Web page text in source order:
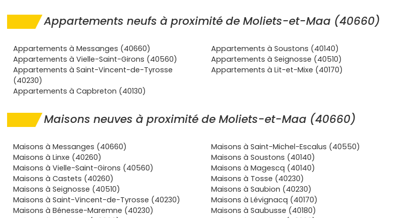
Appartements neufs à proximité de Moliets-et-Maa (40660)
Appartements à Messanges (40660)
Appartements à Soustons (40140)
Appartements à Vielle-Saint-Girons (40560)
Appartements à Seignosse (40510)
Appartements à Saint-Vincent-de-Tyrosse
(40230)
Appartements à Lit-et-Mixe (40170)
Appartements à Capbreton (40130)
Maisons neuves à proximité de Moliets-et-Maa (40660)
Maisons à Messanges (40660)
Maisons à Saint-Michel-Escalus (40550)
Maisons à Linxe (40260)
Maisons à Soustons (40140)
Maisons à Vielle-Saint-Girons (40560)
Maisons à Magescq (40140)
Maisons à Castets (40260)
Maisons à Tosse (40230)
Maisons à Seignosse (40510)
Maisons à Saubion (40230)
Maisons à Saint-Vincent-de-Tyrosse (40230)
Maisons à Lévignacq (40170)
Maisons à Bénesse-Maremne (40230)
Maisons à Saubusse (40180)